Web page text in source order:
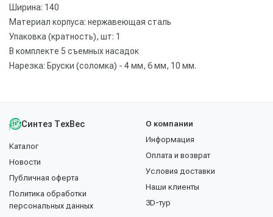
Ширина: 140
Материал корпуса: нержавеющая сталь
Упаковка (кратность), шт: 1
В комплекте 5 съемных насадок
Нарезка: Бруски (соломка) - 4 мм, 6 мм, 10 мм.
Синтез ТехВес
Каталог
Новости
Публичная оферта
Политика обработки
персональных данных
О компании
Информация
Оплата и возврат
Условия доставки
Наши клиенты
3D-тур